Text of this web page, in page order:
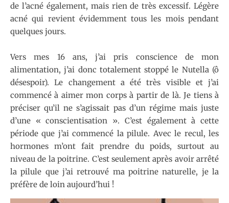
de l’acné également, mais rien de très excessif. Légère
acné qui revient évidemment tous les mois pendant
quelques jours.
Vers mes 16 ans, j’ai pris conscience de mon
alimentation, j’ai donc totalement stoppé le Nutella (ô
désespoir). Le changement a été très visible et j’ai
commencé à aimer mon corps à partir de là. Je tiens à
préciser qu’il ne s’agissait pas d’un régime mais juste
d’une « conscientisation ». C’est également à cette
période que j’ai commencé la pilule. Avec le recul, les
hormones m’ont fait prendre du poids, surtout au
niveau de la poitrine. C’est seulement après avoir arrêté
la pilule que j’ai retrouvé ma poitrine naturelle, je la
préfère de loin aujourd’hui !